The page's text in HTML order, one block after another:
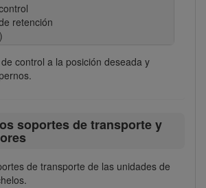
retención
control a la posición deseada y
soportes de transporte y
de transporte de las unidades de